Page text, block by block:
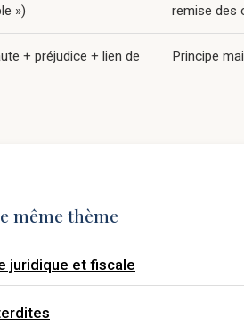
»)
remise des
+ préjudice + lien de
Principe
même thème
juridique et fiscale